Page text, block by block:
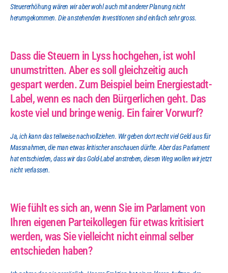
Steuererhöhung wären wir aber wohl auch mit anderer Planung nicht
herumgekommen. Die anstehenden Investitionen sind einfach sehr gross.
Dass die Steuern in Lyss hochgehen, ist wohl
unumstritten. Aber es soll gleichzeitig auch
gespart werden. Zum Beispiel beim Energiestadt-
Label, wenn es nach den Bürgerlichen geht. Das
koste viel und bringe wenig. Ein fairer Vorwurf?
Ja, ich kann das teilweise nachvollziehen. Wir geben dort recht viel Geld aus für
Massnahmen, die man etwas kritischer anschauen dürfte. Aber das Parlament
hat entschieden, dass wir das Gold-Label anstreben, diesen Weg wollen wir jetzt
nicht verlassen.
Wie fühlt es sich an, wenn Sie im Parlament von
Ihren eigenen Parteikollegen für etwas kritisiert
werden, was Sie vielleicht nicht einmal selber
entschieden haben?